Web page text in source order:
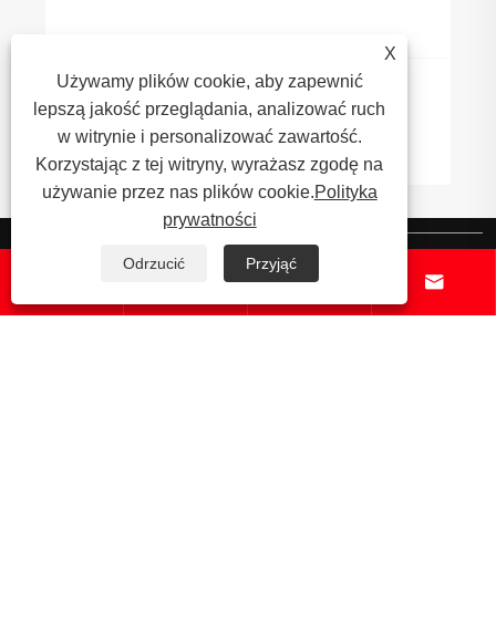
 
X
Używamy plików cookie, aby zapewnić
lepszą jakość przeglądania, analizować ruch
w witrynie i personalizować zawartość.
Korzystając z tej witryny, wyrażasz zgodę na
używanie przez nas plików cookie.Polityka
prywatności
Odrzucić Przyjąć